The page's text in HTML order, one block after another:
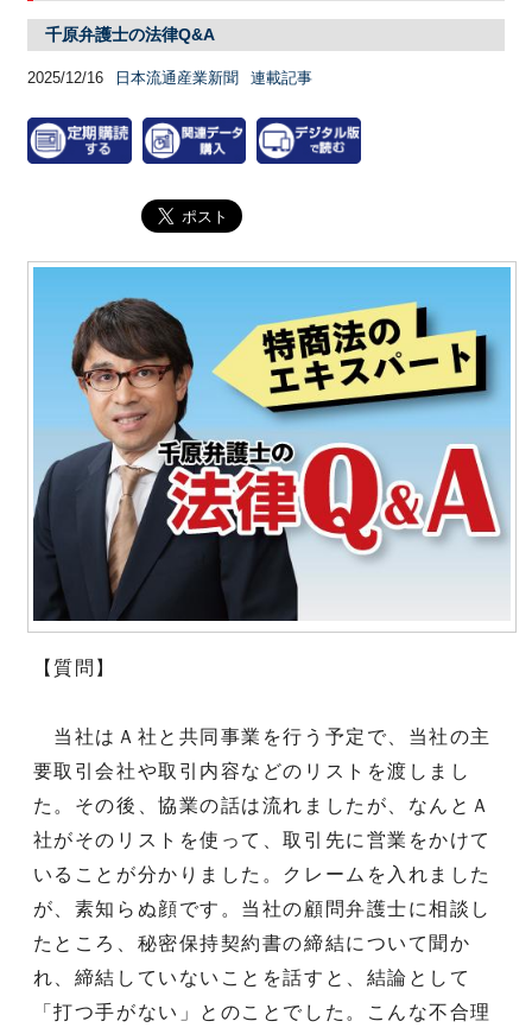
千原弁護士の法律Q&A
2025/12/16 日本流通産業新聞 連載記事
【質問】
当社はＡ社と共同事業を行う予定で、当社の主
要取引会社や取引内容などのリストを渡しまし
た。その後、協業の話は流れましたが、なんとＡ
社がそのリストを使って、取引先に営業をかけて
いることが分かりました。クレームを入れました
が、素知らぬ顔です。当社の顧問弁護士に相談し
たところ、秘密保持契約書の締結について聞か
れ、締結していないことを話すと、結論として
「打つ手がない」とのことでした。こんな不合理